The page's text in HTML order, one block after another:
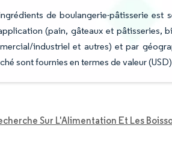
de boulangerie-pâtisserie est
(pain, gâteaux et pâtisseries,
industriel et autres) et par
sont fournies en termes de valeur
Sur L'Alimentation Et Les